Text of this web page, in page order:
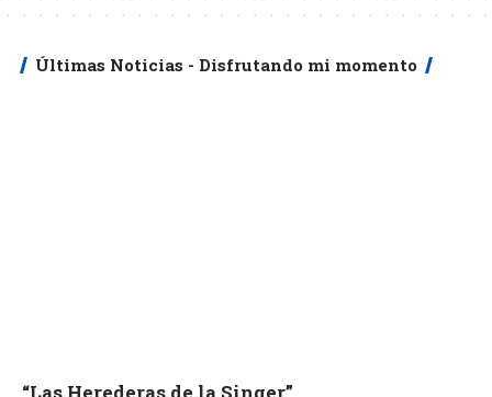
Últimas Noticias - Disfrutando mi momento
“Las Herederas de la Singer”